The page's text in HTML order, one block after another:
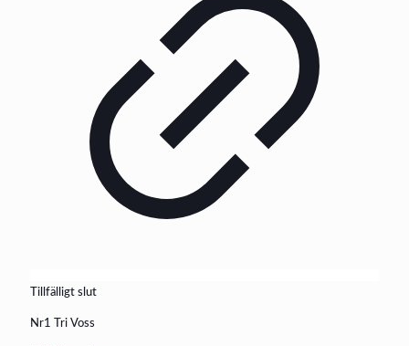
Tillfälligt slut
Nr1 Tri Voss